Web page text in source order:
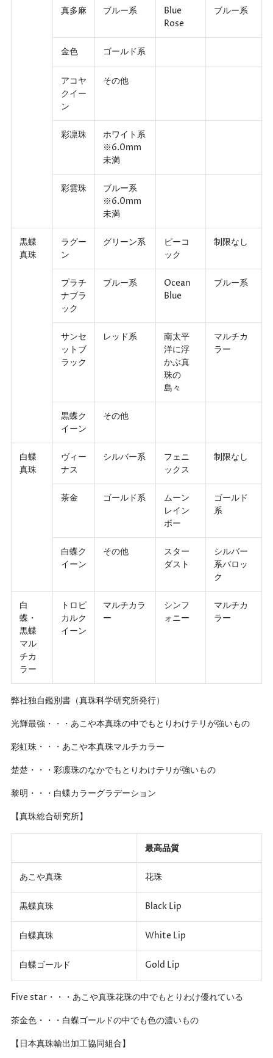
真多麻 ブルー系
Blue
Rose
ブルー系
金色 ゴールド系
アコヤ
クイー
ン
その他
彩凛珠
ホワイト系
※6.0mm
未満
彩雲珠
ブルー系
※6.0mm
未満
黒蝶
真珠
ラグー
ン
グリーン系
ピーコ
ック
制限なし
プラチ
ナブラ
ック
ブルー系
Ocean
Blue
ブルー系
サンセ
ットブ
ラック
レッド系
南太平
洋に浮
かぶ真
珠の
島々
マルチカ
ラー
黒蝶ク
イーン
その他
白蝶
真珠
ヴィー
ナス
シルバー系
フェニ
ックス
制限なし
茶金 ゴールド系
ムーン
レイン
ボー
ゴールド
系
白蝶ク
イーン
その他
スター
ダスト
シルバー
系バロッ
ク
白
蝶・
黒蝶
マル
チカ
ラー
トロピ
カルク
イーン
マルチカラ
ー
シンフ
ォニー
マルチカ
ラー
弊社独自鑑別書（真珠科学研究所発行）
光輝最強・・・あこや本真珠の中でもとりわけテリが強いもの
彩虹珠・・・あこや本真珠マルチカラー
楚楚・・・彩凛珠のなかでもとりわけテリが強いもの
黎明・・・白蝶カラーグラデーション
【真珠総合研究所】
最高品質
あこや真珠 花珠
黒蝶真珠 Black Lip
白蝶真珠 White Lip
白蝶ゴールド Gold Lip
Five star・・・あこや真珠花珠の中でもとりわけ優れている
茶金色・・・白蝶ゴールドの中でも色の濃いもの
【日本真珠輸出加工協同組合】